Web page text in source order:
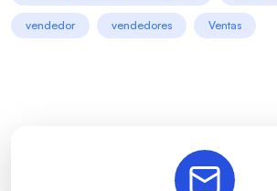
vendedor vendedores Ventas